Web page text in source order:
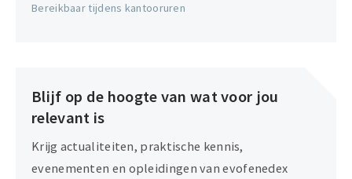
Bereikbaar tijdens kantooruren
Blijf op de hoogte van wat voor jou
relevant is
Krijg actualiteiten, praktische kennis,
evenementen en opleidingen van evofenedex